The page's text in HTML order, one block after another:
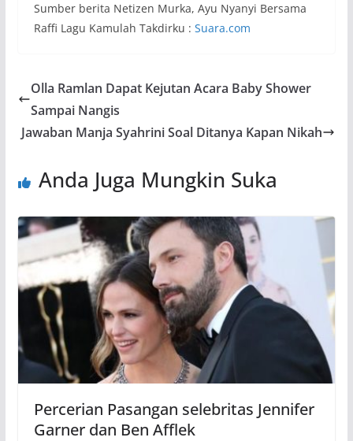
Sumber berita Netizen Murka, Ayu Nyanyi Bersama
Raffi Lagu Kamulah Takdirku : Suara.com
Olla Ramlan Dapat Kejutan Acara Baby Shower
Sampai Nangis
Jawaban Manja Syahrini Soal Ditanya Kapan Nikah
Anda Juga Mungkin Suka
Percerian Pasangan selebritas Jennifer
Garner dan Ben Afflek